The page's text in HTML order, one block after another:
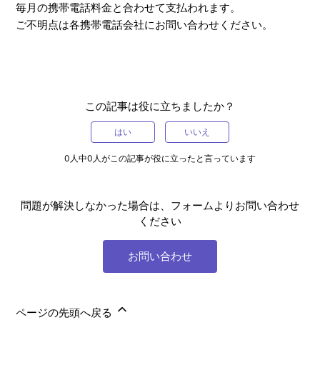
毎月の携帯電話料金と合わせて支払われます。
ご不明点は各携帯電話会社にお問い合わせください。
この記事は役に立ちましたか？
はい いいえ
0人中0人がこの記事が役に立ったと言っています
問題が解決しなかった場合は、フォームよりお問い合わせ
ください
お問い合わせ
ページの先頭へ戻る